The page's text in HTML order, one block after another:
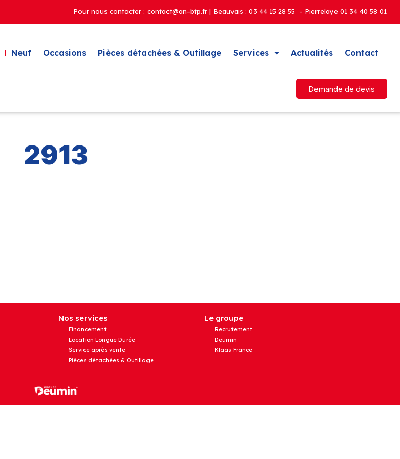
Pour nous contacter : contact@an-btp.fr | Beauvais : 03 44 15 28 55 – Pierrelaye 01 34 40 58 01
Neuf Occasions Pièces détachées & Outillage Services Actualités Contact
Demande de devis
2913
Nos services
Financement
Location Longue Durée
Service après vente
Pièces détachées & Outillage
Le groupe
Recrutement
Deumin
Klaas France